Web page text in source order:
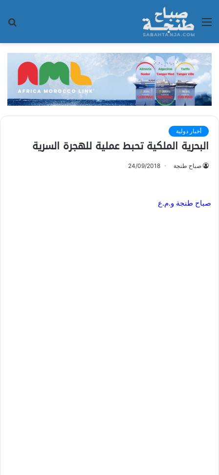
القائمة
أخبار دولية
البحرية الملكية تحبط عملية للهجرة السرية
صباح طنجة 24/09/2018
صباح طنجة و.م.ع